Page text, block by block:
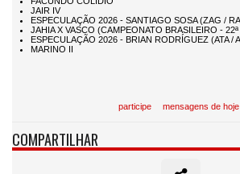
participe mensagens de hoje
COMPARTILHAR